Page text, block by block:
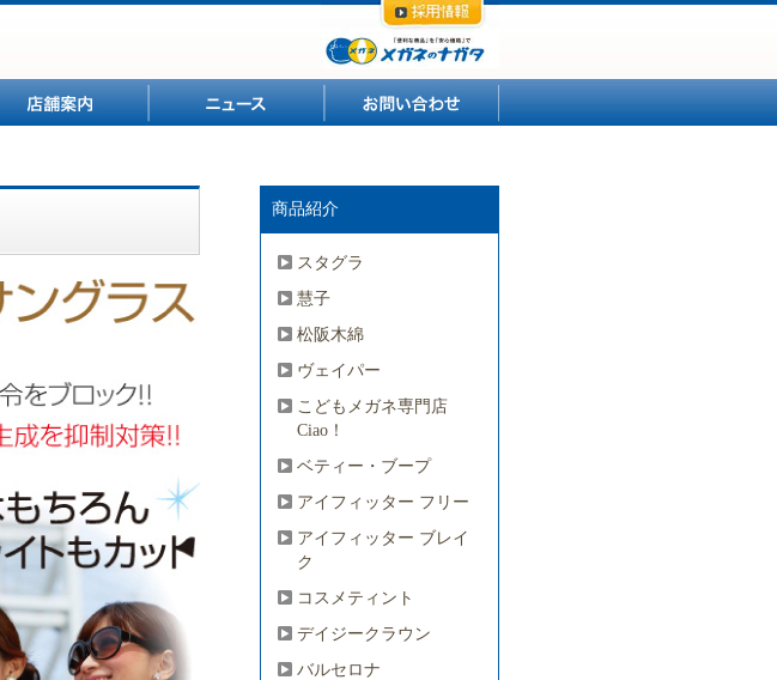
店舗案内 ニュース
商品紹介
スタグラ
慧子
松阪木綿
ヴェイパー
こどもメガネ専門店
Ciao！
ベティー・ブープ
アイフィッター フリー
アイフィッター ブレイ
ク
コスメティント
デイジークラウン
バルセロナ